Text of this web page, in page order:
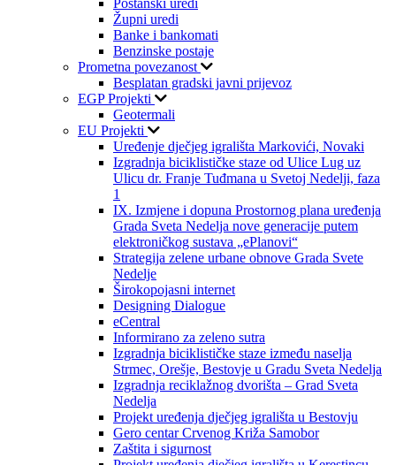
Župni uredi
Banke i bankomati
Benzinske postaje
Prometna povezanost
Besplatan gradski javni prijevoz
EGP Projekti
Geotermali
EU Projekti
Uređenje dječjeg igrališta Markovići, Novaki
Izgradnja biciklističke staze od Ulice Lug uz
Ulicu dr. Franje Tuđmana u Svetoj Nedelji, faza
1
IX. Izmjene i dopuna Prostornog plana uređenja
Grada Sveta Nedelja nove generacije putem
elektroničkog sustava „ePlanovi“
Strategija zelene urbane obnove Grada Svete
Nedelje
Širokopojasni internet
Designing Dialogue
eCentral
Informirano za zeleno sutra
Izgradnja biciklističke staze između naselja
Strmec, Orešje, Bestovje u Gradu Sveta Nedelja
Izgradnja reciklažnog dvorišta – Grad Sveta
Nedelja
Projekt uređenja dječjeg igrališta u Bestovju
Gero centar Crvenog Križa Samobor
Zaštita i sigurnost